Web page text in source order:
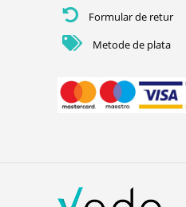
Formular de retur
Metode de plata